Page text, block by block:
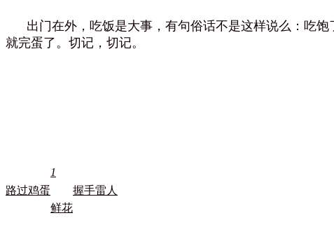
出门在外，吃饭是大事，有句俗话不是这样说么：吃饱
就完蛋了。切记，切记。
路过鸡蛋
1
鲜花
握手雷人